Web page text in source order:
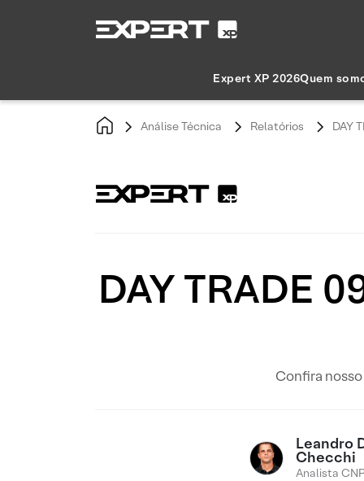
Expert XP 2026Quem
Análise Técnica Relatórios DAY
DAY TRADE
Confira
Leandro
Checchi
Analista